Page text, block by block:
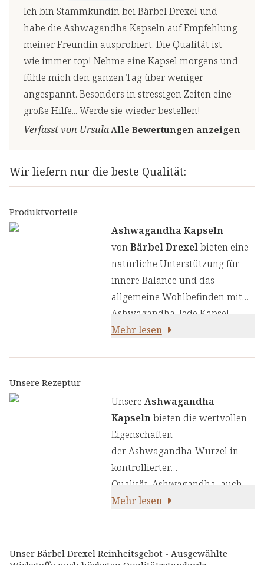
Ich bin Stammkundin bei Bärbel Drexel und
habe die Ashwagandha Kapseln auf Empfehlung
meiner Freundin ausprobiert. Die Qualität ist
wie immer top! Nehme eine Kapsel morgens und
fühle mich den ganzen Tag über weniger
angespannt. Besonders in stressigen Zeiten eine
große Hilfe... Werde sie wieder bestellen!
Verfasst von Ursula Alle Bewertungen anzeigen
Wir liefern nur die beste Qualität:
Produktvorteile
Ashwagandha Kapseln
vonBärbel Drexelbieten eine
natürliche Unterstützung für
innere Balance und das
allgemeine Wohlbefinden mit
Ashwagandha. Jede Kapsel
enthält 300 mg
Mehr lesen
Unsere Rezeptur
Unsere Ashwagandha
Kapselnbieten die wertvollen
Eigenschaften
der Ashwagandha-Wurzel in
kontrollierter
Qualität. Ashwagandha, auch
als Winterkirsche
wichtiger Bestandteil der
Mehr lesen
Unser Bärbel Drexel Reinheitsgebot - Ausgewählte